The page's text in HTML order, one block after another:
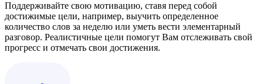
Поддерживайте свою мотивацию, ставя перед собой
достижимые цели, например, выучить определенное
количество слов за неделю или уметь вести элементарный
разговор. Реалистичные цели помогут Вам отслеживать свой
прогресс и отмечать свои достижения.